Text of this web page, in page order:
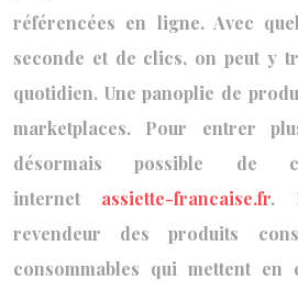
référencées en ligne. Avec
seconde et de clics, on peut y
quotidien. Une panoplie de
marketplaces. Pour entrer
désormais possible de
internet assiette-francaise.fr.
revendeur des produits
consommables qui mettent en